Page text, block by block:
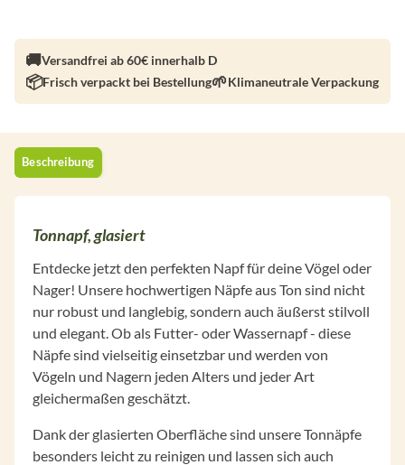
Versandfrei ab 60€ innerhalb D
Frisch verpackt bei Bestellung
Klimaneutrale Verpackung
Beschreibung
Tonnapf, glasiert
Entdecke jetzt den perfekten Napf für deine Vögel oder
Nager! Unsere hochwertigen Näpfe aus Ton sind nicht
nur robust und langlebig, sondern auch äußerst stilvoll
und elegant. Ob als Futter- oder Wassernapf - diese
Näpfe sind vielseitig einsetzbar und werden von
Vögeln und Nagern jeden Alters und jeder Art
gleichermaßen geschätzt.
Dank der glasierten Oberfläche sind unsere Tonnäpfe
besonders leicht zu reinigen und lassen sich auch